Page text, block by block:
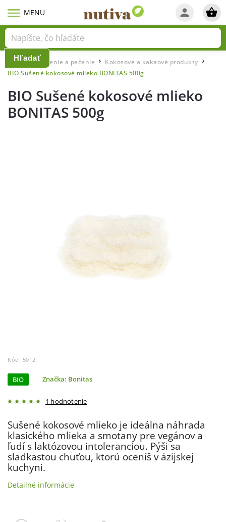
Hľadať
Domov / Varenie a pečenie / Kokosové a kakaové produkty
BIO Sušené kokosové mlieko BONITAS 500g
BIO Sušené kokosové mlieko
BONITAS 500g
Kód: 5012
BIO
1 hodnotenie
Značka: Bonitas
Sušené kokosové mlieko je ideálna náhrada
klasického mlieka a smotany pre vegánov a
ľudí s laktózovou intoleranciou. Pýši sa
sladkastou chuťou, ktorú oceníš v ázijskej
kuchyni.
Detailné informácie